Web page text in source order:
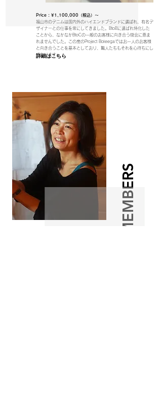
Price : ¥1,100,000（税込）～
福山市のデニムは国内外のハイエンドブランドに選ばれ、有名デ
ザイナーとの仕事を常にしてきました。BtoBに選ばれ特化した
ことから、なかなかBtoCの一般のお客様に向き合う機会に恵ま
れませんでした。この度のProject Boleegaではお一人のお客様
と向き合うことを基本としており、職人たちもそれを心待ちにし
ております。
詳細はこちら
MEMBERS